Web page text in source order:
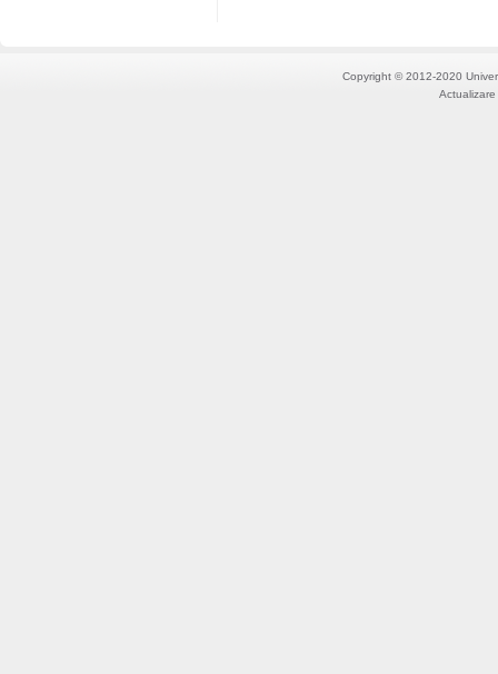
Copyright © 2012-2020